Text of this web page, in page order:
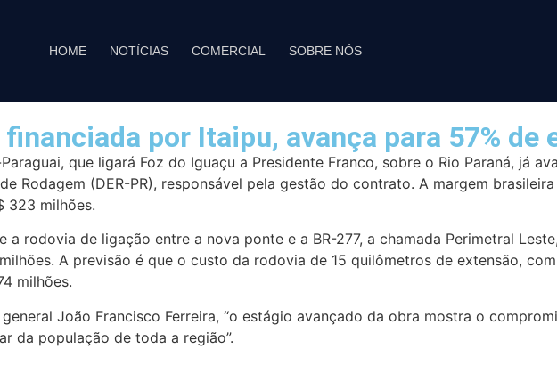
HOME NOTÍCIAS COMERCIAL SOBRE NÓS
por Itaipu, avança para 57% de
que ligará Foz do Iguaçu a Presidente Franco, sobre o Rio Paraná, já
Rodagem (DER-PR), responsável pela gestão do contrato. A margem
323 milhões.
a rodovia de ligação entre a nova ponte e a BR-277, a chamada Perimetral
A previsão é que o custo da rodovia de 15 quilômetros de extensão,
milhões.
João Francisco Ferreira, “o estágio avançado da obra mostra o
da população de toda a região”.